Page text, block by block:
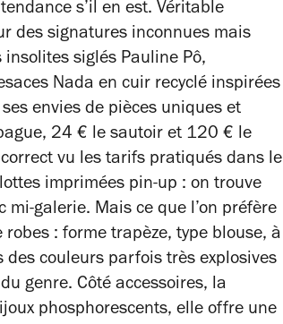
s’il en est. Véritable
des signatures inconnues mais
siglés Pauline Pô,
Nada en cuir recyclé inspirées
envies de pièces uniques et
24 € le sautoir et 120 € le
vu les tarifs pratiqués dans le
imprimées pin-up : on trouve
galerie. Mais ce que l’on préfère
: forme trapèze, type blouse, à
couleurs parfois très explosives
genre. Côté accessoires, la
phosphorescents, elle offre une